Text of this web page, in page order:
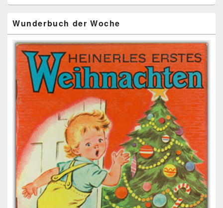
Wunderbuch der Woche